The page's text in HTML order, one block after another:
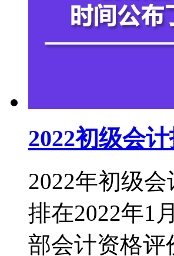
2022初级会
2022年初级
排在2022年1
部会计资格评